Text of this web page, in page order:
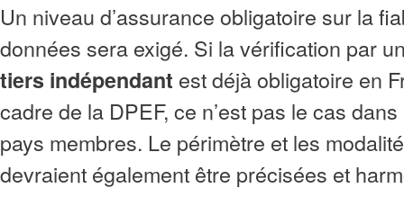
Un niveau d’assurance obligatoire sur la
données sera exigé. Si la vérification par
tiers indépendant est déjà obligatoire en
cadre de la DPEF, ce n’est pas le cas
pays membres. Le périmètre et les
devraient également être précisées et